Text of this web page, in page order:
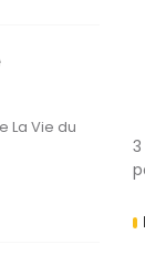
La Vie du